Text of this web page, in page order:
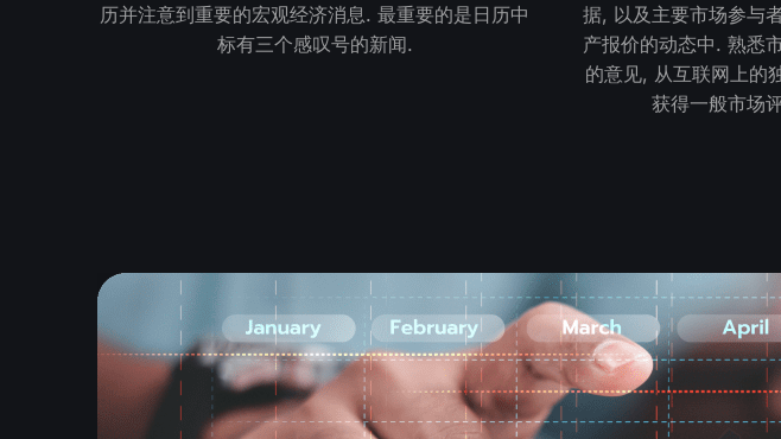
历并注意到重要的宏观经济消息. 最重要的是日历中
标有三个感叹号的新闻.
据, 以及主要市场参与
产报价的动态中. 熟悉
的意见, 从互联网上的
获得一般市场